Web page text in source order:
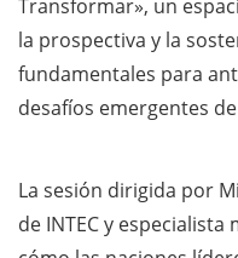
Transformar», un
la prospectiva y la
fundamentales para
desafíos emergentes
La sesión dirigida por
de INTEC y especialista